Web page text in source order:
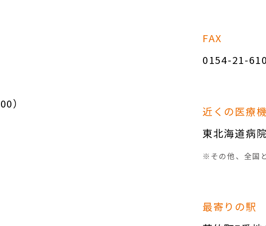
）
FAX
0154-21-
近くの医療
東北海道病院
※その他、全国
最寄りの駅